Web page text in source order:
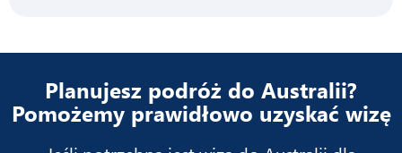
Planujesz podróż do Australii?
Pomożemy prawidłowo uzyskać wizę